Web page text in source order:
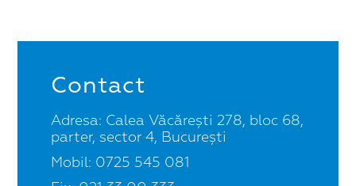
Contact
Adresa: Calea Văcărești 278, bloc 68,
parter, sector 4, București
Mobil: 0725 545 081